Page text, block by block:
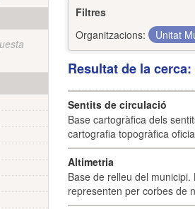
Filtres
Organitzacions:
Unitat
Resultat de la
Sentits de circulació
Base cartogràfica dels
cartografia topogràfica
Altimetria
Base de relleu del
representen per corbes de